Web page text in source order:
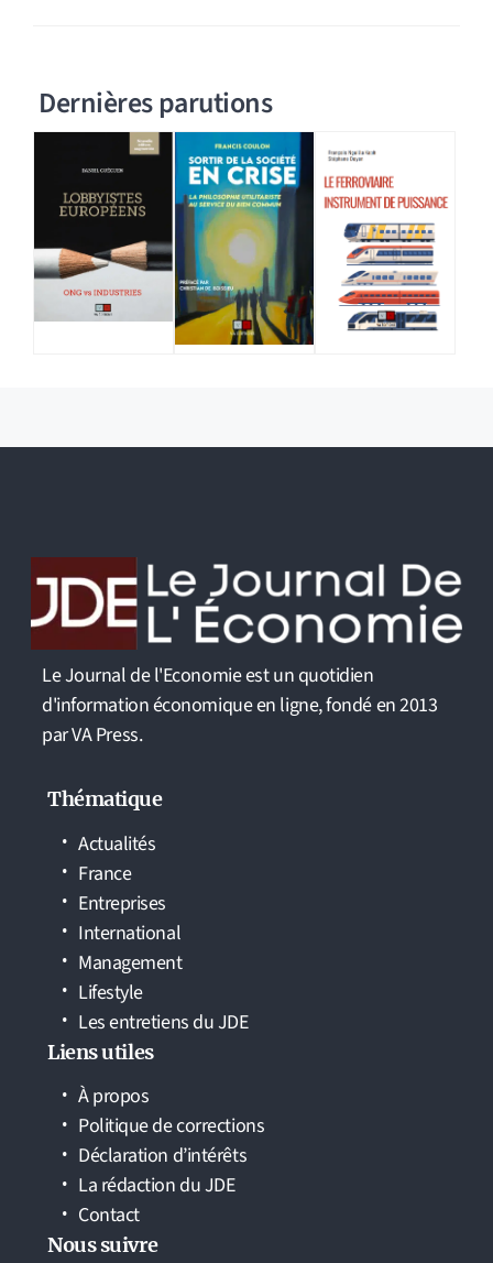
Dernières parutions
Le Journal de l'Economie est un quotidien
d'information économique en ligne, fondé en 2013
par VA Press.
Thématique
Actualités
France
Entreprises
International
Management
Lifestyle
Les entretiens du JDE
Liens utiles
À propos
Politique de corrections
Déclaration d’intérêts
La rédaction du JDE
Contact
Nous suivre